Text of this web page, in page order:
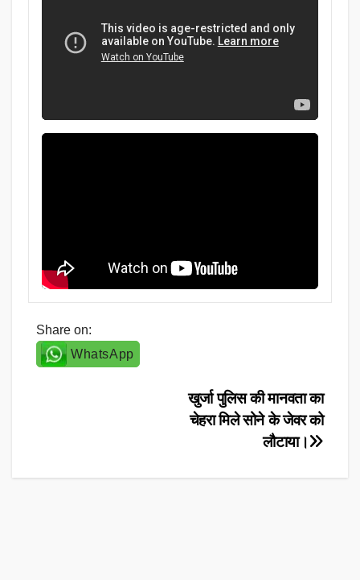
Share on:
WhatsApp
खुर्जा पुलिस की मानवता का
चेहरा मिले सोने के जेवर को
लौटाया।